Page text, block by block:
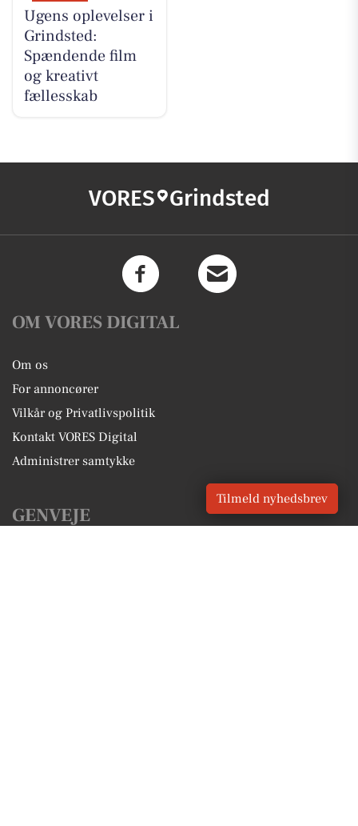
Ugens oplevelser i
Grindsted:
Spændende film
og kreativt
fællesskab
VORES Grindsted
OM VORES DIGITAL
Om os
For annoncører
Vilkår og Privatlivspolitik
Kontakt VORES Digital
Administrer samtykke
GENVEJE
Tilmeld nyhedsbrev